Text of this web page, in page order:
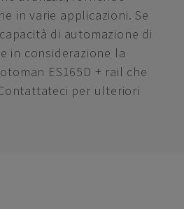
in varie applicazioni. Se
di automazione di
in considerazione la
ES165D + rail che
per ulteriori